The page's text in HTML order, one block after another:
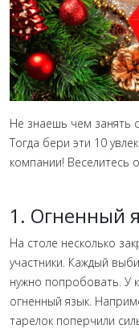
Не знаешь чем занять
Тогда бери эти 10
компании! Веселитесь
1. Огненный
На столе несколько
участники. Каждый
нужно попробовать. У
огненный язык.
тарелок поперчили